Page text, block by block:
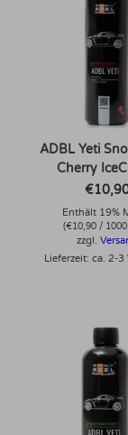
ADBL Yeti
Cherry
€
Enthält 19%
(€10,90/ 1000
zzgl.
Lieferzeit: ca. 2-3